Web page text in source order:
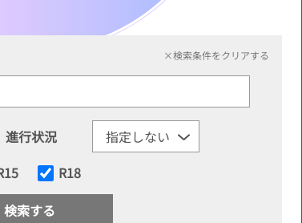
×検索条件をクリアする
進行状況
R18